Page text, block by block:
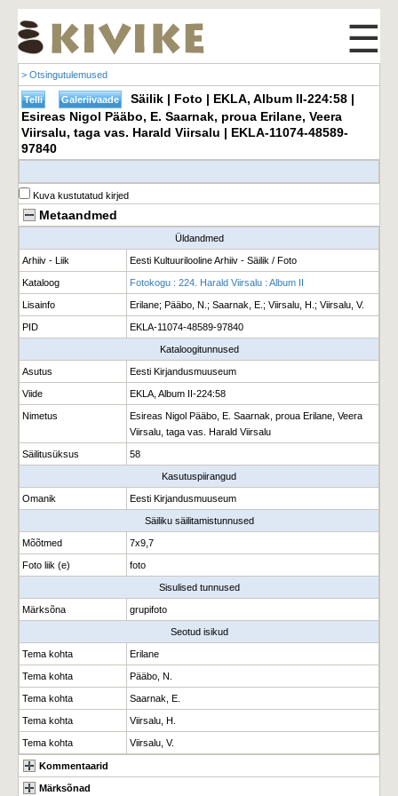
☰
> Otsingutulemused
Säilik | Foto | EKLA, Album II-224:58 |
Esireas Nigol Pääbo, E. Saarnak, proua Erilane, Veera
Viirsalu, taga vas. Harald Viirsalu | EKLA-11074-48589-
97840
Kuva kustutatud kirjed
Metaandmed
Üldandmed
Arhiiv - Liik Eesti Kultuurilooline Arhiiv - Säilik / Foto
Kataloog Fotokogu : 224. Harald Viirsalu : Album II
Lisainfo Erilane; Pääbo, N.; Saarnak, E.; Viirsalu, H.; Viirsalu, V.
PID EKLA-11074-48589-97840
Kataloogitunnused
Asutus Eesti Kirjandusmuuseum
Viide EKLA, Album II-224:58
Nimetus
Esireas Nigol Pääbo, E. Saarnak, proua Erilane, Veera
Viirsalu, taga vas. Harald Viirsalu
Säilitusüksus 58
Kasutuspiirangud
Omanik Eesti Kirjandusmuuseum
Säiliku säilitamistunnused
Mõõtmed 7x9,7
Foto liik (e) foto
Sisulised tunnused
Märksõna grupifoto
Seotud isikud
Tema kohta Erilane
Tema kohta Pääbo, N.
Tema kohta Saarnak, E.
Tema kohta Viirsalu, H.
Tema kohta Viirsalu, V.
Kommentaarid
Märksõnad